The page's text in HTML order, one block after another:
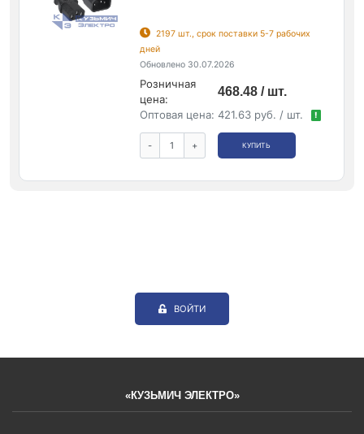
2197 шт., срок поставки 5-7 рабочих
дней
Обновлено 30.07.2026
Розничная
цена:
468.48 / шт.
Оптовая цена: 421.63 руб. / шт. !
- + КУПИТЬ
ВОЙТИ
«КУЗЬМИЧ ЭЛЕКТРО»